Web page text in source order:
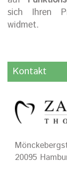
sich Ihren
widmet.
Kontakt
20095